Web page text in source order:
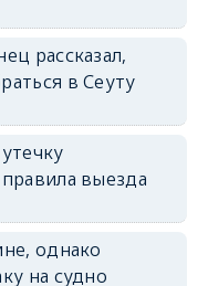
рассказал,
в Сеуту
выезда
однако
на судно